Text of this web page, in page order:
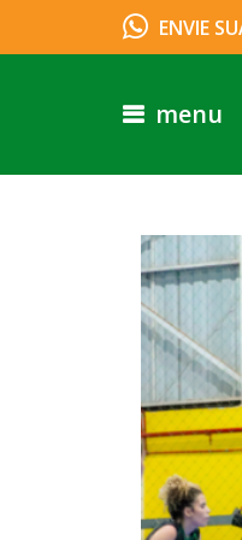
ENVIE
menu